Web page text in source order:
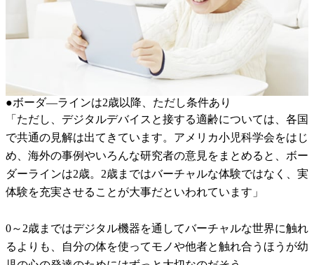
●ボーダ―ラインは2歳以降、ただし条件あり
「ただし、デジタルデバイスと接する適齢については、各国
で共通の見解は出てきています。アメリカ小児科学会をはじ
め、海外の事例やいろんな研究者の意見をまとめると、ボー
ダーラインは2歳。2歳まではバーチャルな体験ではなく、実
体験を充実させることが大事だといわれています」
0～2歳まではデジタル機器を通してバーチャルな世界に触れ
るよりも、自分の体を使ってモノや他者と触れ合うほうが幼